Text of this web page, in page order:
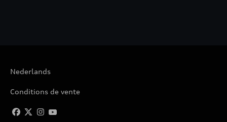
Nederlands
Conditions de vente